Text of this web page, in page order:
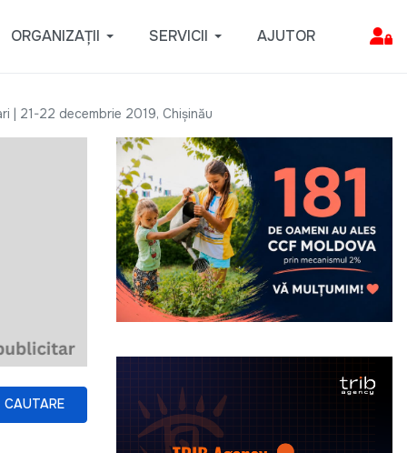
ORGANIZAȚII SERVICII AJUTOR
| 21-22 decembrie 2019, Chișinău
CAUTARE